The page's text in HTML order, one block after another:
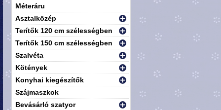
Méteráru
Asztalközép
Terítők 120 cm szélességben
Terítők 150 cm szélességben
Szalvéta
Kötények
Konyhai kiegészítők
Szájmaszkok
Bevásárló szatyor